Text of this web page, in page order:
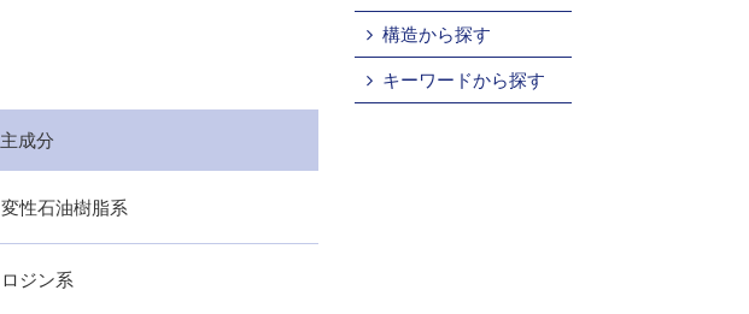
主成分
変性石油樹脂系
ロジン系
構造から探す
キーワードから探す